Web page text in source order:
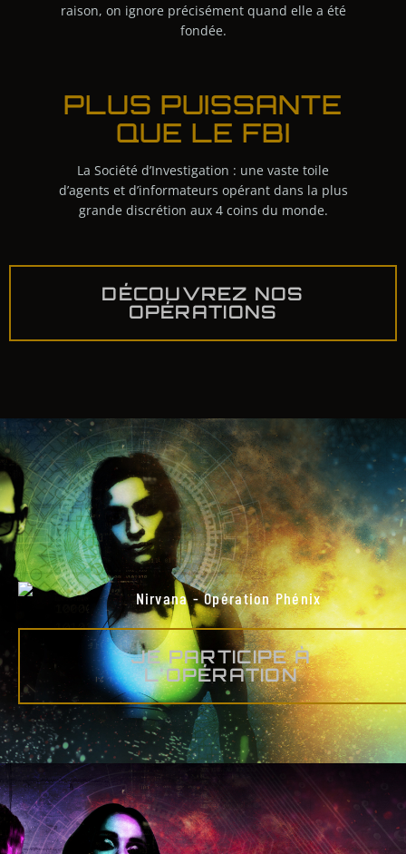
raison, on ignore précisément quand elle a été
fondée.
PLUS PUISSANTE
QUE LE FBI
La Société d’Investigation : une vaste toile
d’agents et d’informateurs opérant dans la plus
grande discrétion aux 4 coins du monde.
DÉCOUVREZ NOS
OPÉRATIONS
JE PARTICIPE À
L'OPÉRATION